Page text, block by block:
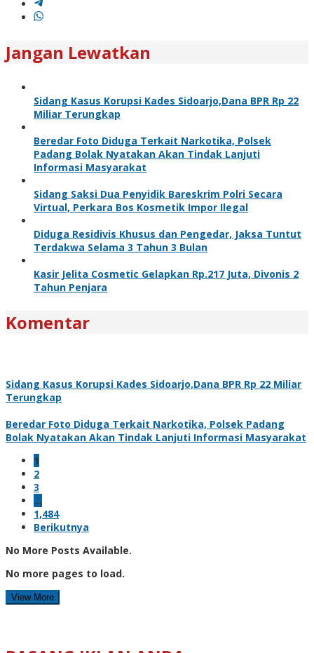
Jangan Lewatkan
Sidang Kasus Korupsi Kades Sidoarjo,Dana BPR Rp 22
Miliar Terungkap
Beredar Foto Diduga Terkait Narkotika, Polsek
Padang Bolak Nyatakan Akan Tindak Lanjuti
Informasi Masyarakat
Sidang Saksi Dua Penyidik Bareskrim Polri Secara
Virtual, Perkara Bos Kosmetik Impor Ilegal
Diduga Residivis Khusus dan Pengedar, Jaksa Tuntut
Terdakwa Selama 3 Tahun 3 Bulan
Kasir Jelita Cosmetic Gelapkan Rp.217 Juta, Divonis 2
Tahun Penjara
Komentar
Sidang Kasus Korupsi Kades Sidoarjo,Dana BPR Rp 22 Miliar
Terungkap
Beredar Foto Diduga Terkait Narkotika, Polsek Padang
Bolak Nyatakan Akan Tindak Lanjuti Informasi Masyarakat
1
2
3
…
1,484
Berikutnya
No More Posts Available.
No more pages to load.
View More